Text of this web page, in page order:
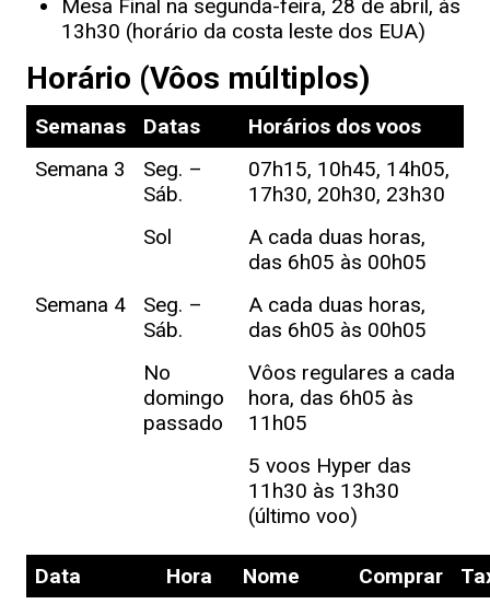
Mesa Final na segunda-feira, 28 de abril, às
13h30 (horário da costa leste dos EUA)
Horário (Vôos múltiplos)
Semanas Datas
Horários dos voos
Semana 3
Seg. –
Sáb.
07h15, 10h45, 14h05,
17h30, 20h30, 23h30
Sol
A cada duas horas,
das 6h05 às 00h05
Semana 4
Seg. –
Sáb.
A cada duas horas,
das 6h05 às 00h05
No
domingo
passado
Vôos regulares a cada
hora, das 6h05 às
11h05
5 voos Hyper das
11h30 às 13h30
(último voo)
Data Hora Nome Comprar